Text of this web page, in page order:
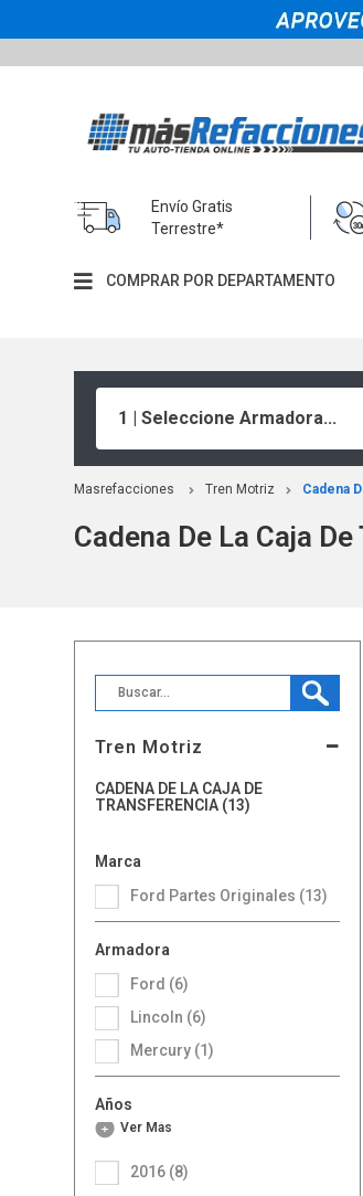
Envío Gratis
Terrestre*
COMPRAR POR DEPARTAMENTO
1 | Seleccione Armadora...
Masrefacciones Tren Motriz Cadena
Cadena De La Caja
Tren Motriz
CADENA DE LA CAJA DE
TRANSFERENCIA (13)
Marca
Ford Partes Originales (13)
Armadora
Ford (6)
Lincoln (6)
Mercury (1)
Años
2016 (8)
Ver Más